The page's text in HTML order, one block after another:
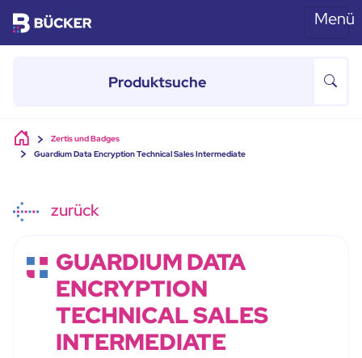
Skip to main content Menü
Zertis und Badges
Guardium Data Encryption Technical Sales Intermediate
zurück
GUARDIUM DATA
ENCRYPTION
TECHNICAL SALES
INTERMEDIATE